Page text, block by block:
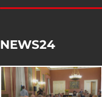
NEWS24